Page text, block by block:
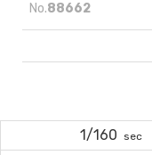
No.88662
sec
1/160